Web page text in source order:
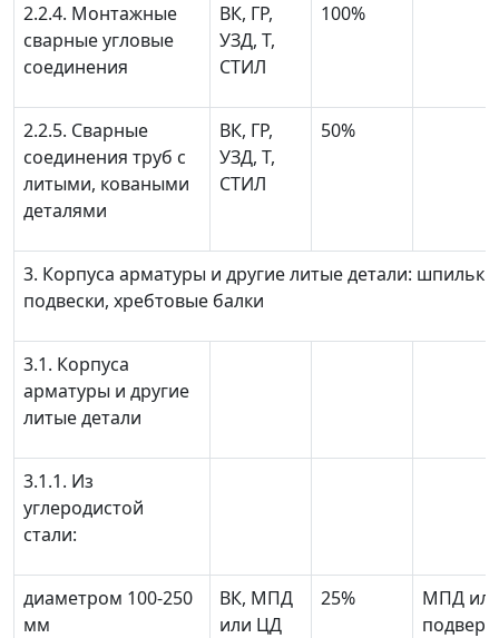
2.2.4. Монтажные
сварные угловые
соединения
ВК, ГР,
УЗД, Т,
СТИЛ
100%
2.2.5. Сварные
соединения труб с
литыми, коваными
деталями
ВК, ГР,
УЗД, Т,
СТИЛ
50%
3. Корпуса арматуры и другие литые детали:
подвески, хребтовые балки
3.1. Корпуса
арматуры и другие
литые детали
3.1.1. Из
углеродистой
стали:
диаметром 100-250
мм
ВК, МПД
или ЦД
25%
МПД